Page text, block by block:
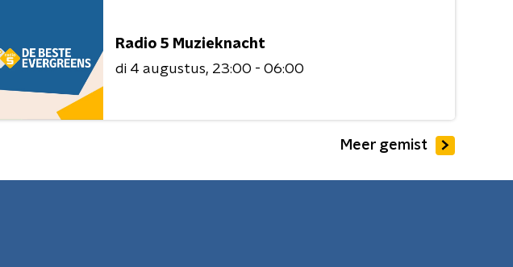
Radio 5 Muzieknacht
di 4 augustus 23:00 - 06:00
Meer gemist